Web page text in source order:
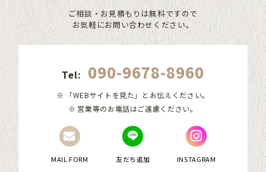
ご相談・お見積もりは無料ですので
お気軽にお問い合わせください。
Tel: 090-9678-8960
「WEBサイトを見た」とお伝えください。
営業等のお電話はご遠慮ください。
MAIL FORM 友だち追加 INSTAGRAM